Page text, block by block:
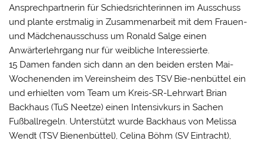
Ansprechpartnerin für Schiedsrichterinnen im Ausschuss
und plante erstmalig in Zusammenarbeit mit dem Frauen-
und Mädchenausschuss um Ronald Salge einen
Anwärterlehrgang nur für weibliche Interessierte.
15 Damen fanden sich dann an den beiden ersten Mai-
Wochenenden im Vereinsheim des TSV Bie-nenbüttel ein
und erhielten vom Team um Kreis-SR-Lehrwart Brian
Backhaus (TuS Neetze) einen Intensivkurs in Sachen
Fußballregeln. Unterstützt wurde Backhaus von Melissa
Wendt (TSV Bienenbüttel), Celina Böhm (SV Eintracht),